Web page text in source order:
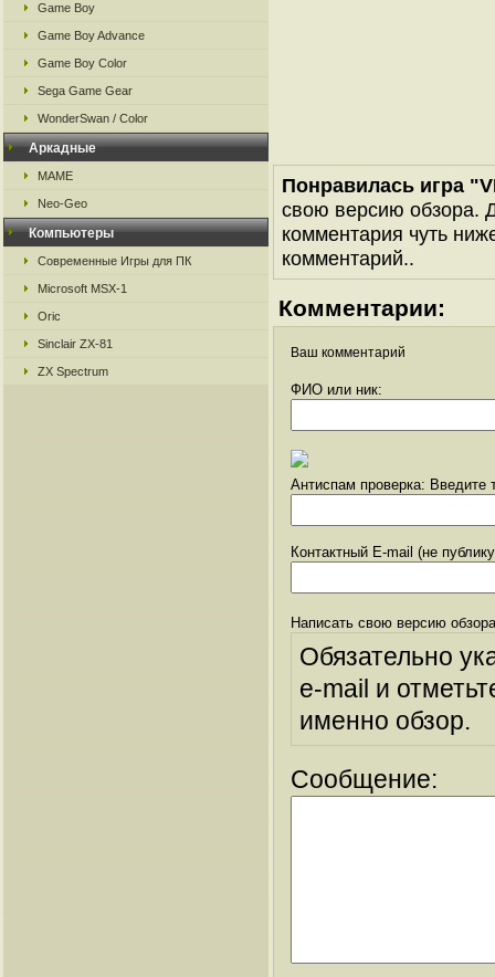
Game Boy
Game Boy Advance
Game Boy Color
Sega Game Gear
WonderSwan / Color
Аркадные
MAME
Neo-Geo
Компьютеры
Современные Игры для ПК
Microsoft MSX-1
Oric
Sinclair ZX-81
ZX Spectrum
Понравилась игра
свою версию обзора.
комментария чуть
комментарий..
Комментарии:
Ваш комментарий
ФИО или ник:
Антиспам проверка: Введите
Контактный E-mail (не
Написать свою версию
Обязательно
e-mail и
именно обзор.
Сообщение: